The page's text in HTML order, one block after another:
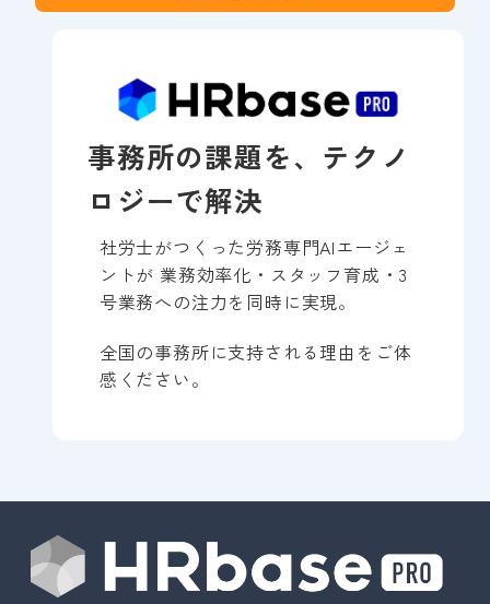
事務所の課題を、テクノ
ロジーで解決
社労士がつくった労務専門AIエージェ
ントが 業務効率化・スタッフ育成・3
号業務への注力を同時に実現。
全国の事務所に支持される理由をご体
感ください。